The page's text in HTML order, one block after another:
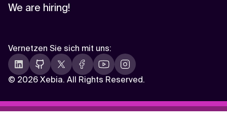
We are hiring!
© 2026 Xebia. All Rights Reserved.
Vernetzen Sie sich mit uns: